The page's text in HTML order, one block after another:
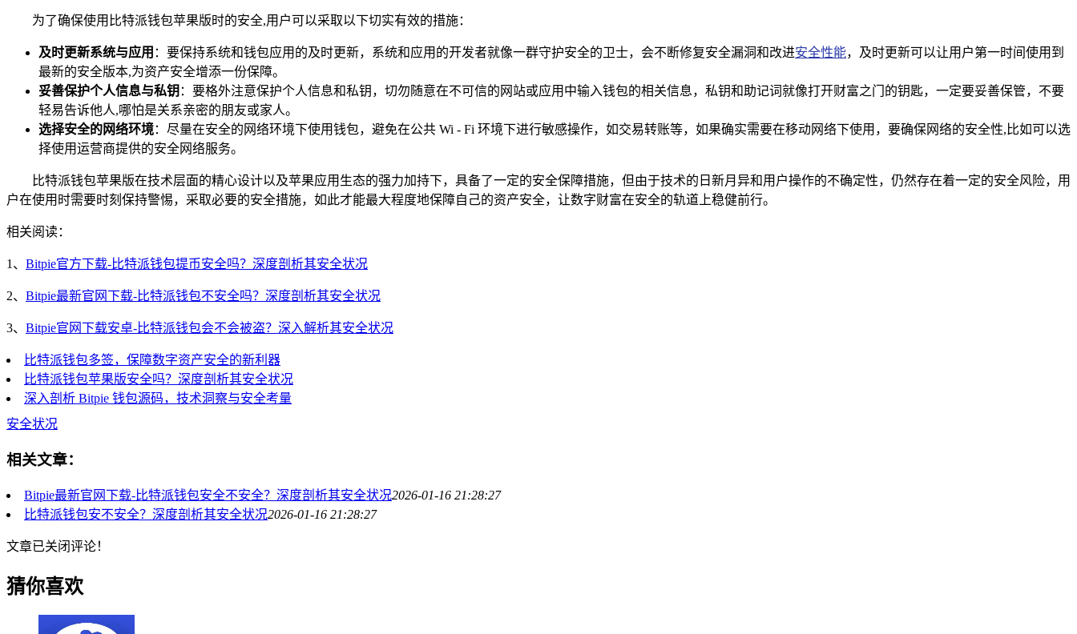
为了确保使用比特派钱包苹果版时的安全,用户可以采取以下切实有效的措施：
及时更新系统与应用 ：要保持系统和钱包应用的及时更新，系统和应用的开发者就像一群守护安全的卫士，会不断修复安全漏洞和改进安全性能，及时更新可以让用户第一时间使用到
最新的安全版本,为资产安全增添一份保障。
妥善保护个人信息与私钥 ：要格外注意保护个人信息和私钥，切勿随意在不可信的网站或应用中输入钱包的相关信息，私钥和助记词就像打开财富之门的钥匙，一定要妥善保管，不要
轻易告诉他人,哪怕是关系亲密的朋友或家人。
选择安全的网络环境：尽量在安全的网络环境下使用钱包，避免在公共 Wi - Fi 环境下进行敏感操作，如交易转账等，如果确实需要在移动网络下使用，要确保网络的安全性,比如可以选
择使用运营商提供的安全网络服务。
比特派钱包苹果版在技术层面的精心设计以及苹果应用生态的强力加持下，具备了一定的安全保障措施，但由于技术的日新月异和用户操作的不确定性，仍然存在着一定的安全风险，用
户在使用时需要时刻保持警惕，采取必要的安全措施，如此才能最大程度地保障自己的资产安全，让数字财富在安全的轨道上稳健前行。
相关阅读：
1、 Bitpie官方下载-比特派钱包提币安全吗？深度剖析其安全状况
2、 Bitpie最新官网下载-比特派钱包不安全吗？深度剖析其安全状况
3、 Bitpie官网下载安卓-比特派钱包会不会被盗？深入解析其安全状况
比特派钱包多签，保障数字资产安全的新利器
比特派钱包苹果版安全吗？深度剖析其安全状况
深入剖析 Bitpie 钱包源码，技术洞察与安全考量
安全状况
相关文章：
Bitpie最新官网下载-比特派钱包安全不安全？深度剖析其安全状况2026-01-16 21:28:27
比特派钱包安不安全？深度剖析其安全状况2026-01-16 21:28:27
文章已关闭评论！
猜你喜欢